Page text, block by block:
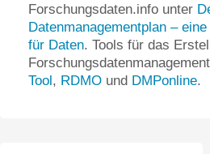
Forschungsdaten.info unter
Datenmanagementplan –
für Daten. Tools für das
Tool, RDMO und DMPonline.